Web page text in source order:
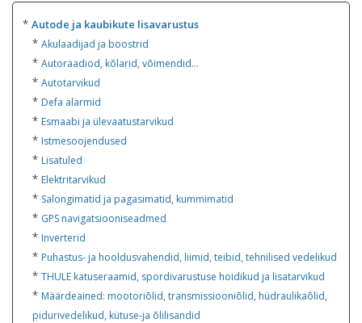
* Autode ja kaubikute lisavarustus
* Akulaadijad ja boostrid
* Autoraadiod, kõlarid, võimendid...
* Autotarvikud
* Defa alarmid
* Esmaabi ja ülevaatustarvikud
* Istmesoojendused
* Lisatuled
* Elektritarvikud
* Salongimatid ja pagasimatid, kummimatid
* GPS navigatsiooniseadmed
* Inverterid
* Puhastus- ja hooldusvahendid, liimid, teibid, tehnilised vedelikud
* THULE katuseraamid, spordivarustuse hoidikud ja lisatarvikud
* Määrdeained: mootoriõlid, transmissiooniõlid, hüdraulikaõlid,
pidurivedelikud, kütuse-ja õlilisandid